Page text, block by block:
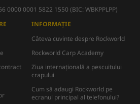
0000 0001 5822 1550 (BIC: WBKPPLPP)
INFORMAȚIE
Câteva cuvinte despre Rockworld
Rockworld Carp Academy
Ziua internațională a pescuitului
crapului
Cum să adaugi Rockworld pe
ecranul principal al telefonului?